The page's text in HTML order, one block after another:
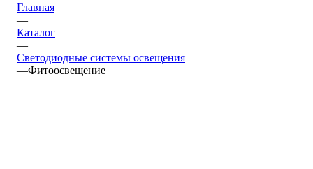
Главная
—
Каталог
—
Светодиодные системы освещения
—Фитоосвещение